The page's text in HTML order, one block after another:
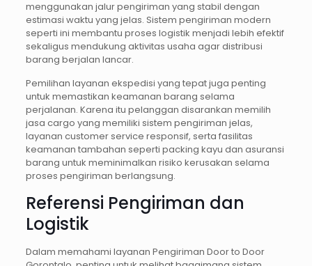
menggunakan jalur pengiriman yang stabil dengan
estimasi waktu yang jelas. Sistem pengiriman modern
seperti ini membantu proses logistik menjadi lebih efektif
sekaligus mendukung aktivitas usaha agar distribusi
barang berjalan lancar.
Pemilihan layanan ekspedisi yang tepat juga penting
untuk memastikan keamanan barang selama
perjalanan. Karena itu pelanggan disarankan memilih
jasa cargo yang memiliki sistem pengiriman jelas,
layanan customer service responsif, serta fasilitas
keamanan tambahan seperti packing kayu dan asuransi
barang untuk meminimalkan risiko kerusakan selama
proses pengiriman berlangsung.
Referensi Pengiriman dan
Logistik
Dalam memahami layanan Pengiriman Door to Door